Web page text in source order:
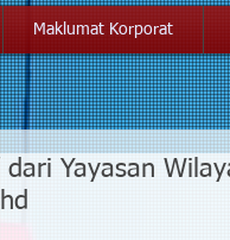
Maklumat Korporat
dari Yayasan